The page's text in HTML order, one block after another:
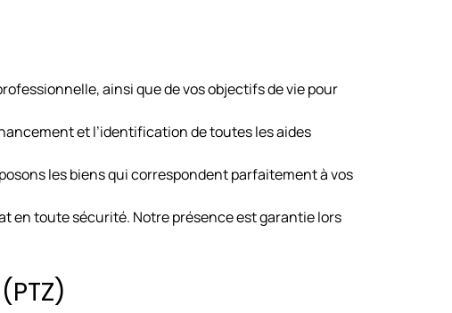
ainsi que de vos objectifs de vie pour
et l’identification de toutes les aides
les biens qui correspondent parfaitement à vos
en toute sécurité. Notre présence est garantie lors